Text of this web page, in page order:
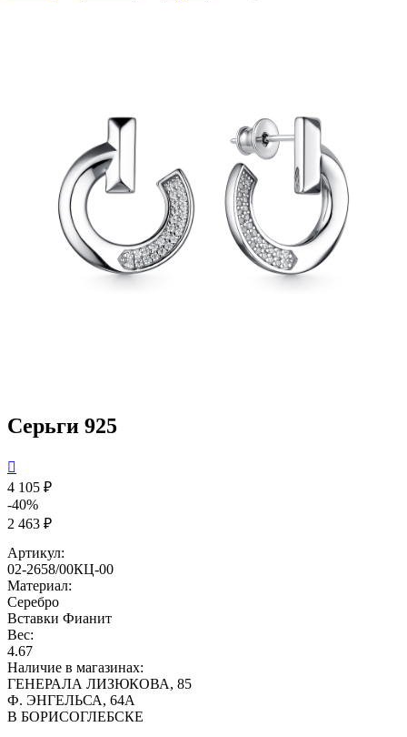
Серьги 925

4 105 ₽
-40%
2 463 ₽
Артикул:
02-2658/00КЦ-00
Материал:
Серебро
Вставки Фианит
Вес:
4.67
Наличие в магазинах:
ГЕНЕРАЛА ЛИЗЮКОВА, 85
Ф. ЭНГЕЛЬСА, 64А
В БОРИСОГЛЕБСКЕ